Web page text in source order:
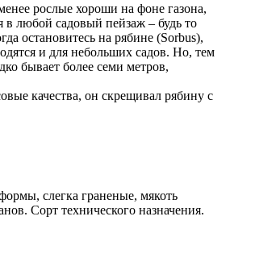
рослые хороши на фоне газона,
в любой садовый пейзаж – будь то
остановитесь на рябине (Sorbus),
и для небольших садов. Но, тем
бывает более семи метров,
качества, он скрещивал рябину с
слегка граненые, мякоть
Сорт технического назначения.